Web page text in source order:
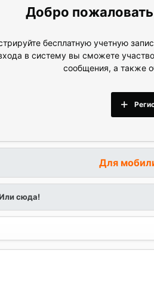
бесплатную учетную
в систему вы сможете
сообщения, а также
Для
сюда!